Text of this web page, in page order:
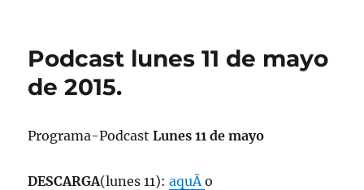
Podcast lunes 11 de mayo
de 2015.
Programa-PodcastLunes 11 de mayo
DESCARGA(lunes 11):aquÃ­o